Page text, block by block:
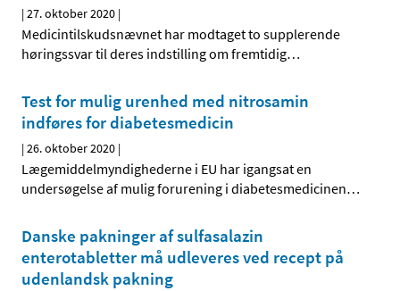
|27. oktober 2020 |
Medicintilskudsnævnet har modtaget to supplerende
høringssvar til deres indstilling om fremtidig…
Test for mulig urenhed med nitrosamin
indføres for diabetesmedicin
|26. oktober 2020 |
Lægemiddelmyndighederne i EU har igangsat en
undersøgelse af mulig forurening i diabetesmedicinen…
Danske pakninger af sulfasalazin
enterotabletter må udleveres ved recept på
udenlandsk pakning